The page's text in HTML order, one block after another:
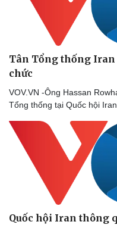
Tân Tổng thống
chức
VOV.VN -Ông Hassan
Tổng thống tại Quốc hội
Quốc hội Iran thông